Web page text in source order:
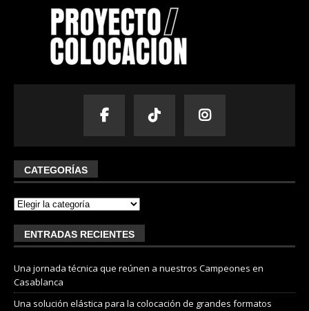
CATEGORÍAS
ENTRADAS RECIENTES
Una jornada técnica que reúnen a nuestros Campeones en
Casablanca
Una solución elástica para la colocación de grandes formatos